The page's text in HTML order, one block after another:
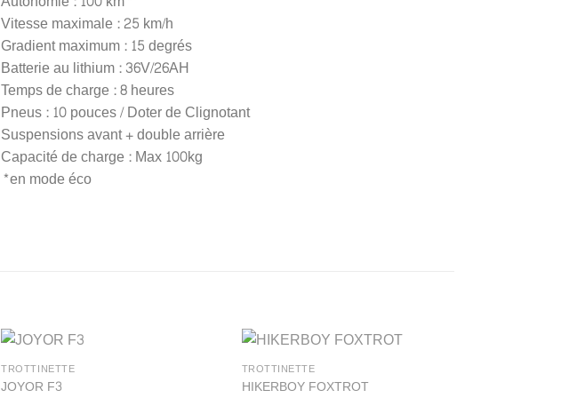
Vitesse maximale : 25 km/h
Gradient maximum : 15 degrés
Batterie au lithium : 36V/26AH
Temps de charge : 8 heures
Pneus : 10 pouces / Doter de Clignotant
Suspensions avant + double arrière
Capacité de charge : Max 100kg
*en mode éco
TROTTINETTE
JOYOR F3
TROTTINETTE
HIKERBOY FOXTROT